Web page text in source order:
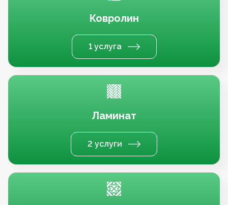
Ковролин
1 услуга
Ламинат
2 услуги